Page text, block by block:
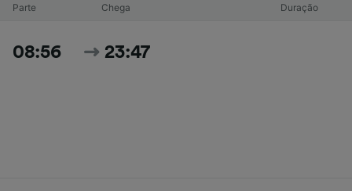
Parte Chega Duração
08:56 23:47